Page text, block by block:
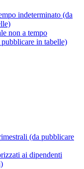
indeterminato (da
non a tempo
in tabelle)
(da pubblicare
ai dipendenti